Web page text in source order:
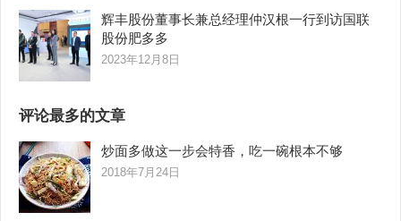
辉丰股份董事长兼总经理仲汉根一行到访国联
股份肥多多
2023年12月8日
评论最多的文章
炒面多做这一步会特香，吃一碗根本不够
2018年7月24日